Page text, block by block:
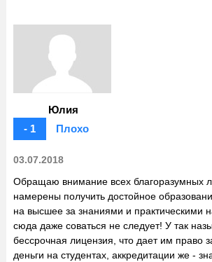
Юлия
- 1
Плохо
03.07.2018
Обращаю внимание всех благоразумных
намерены получить достойное
на высшее за знаниями и практическими
сюда даже соваться не следует! У так
бессрочная лицензия, что дает им право
деньги на студентах, аккредитации же -